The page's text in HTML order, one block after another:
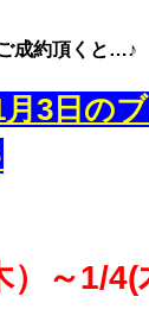
成約頂くと…♪
3日の
～1/4(